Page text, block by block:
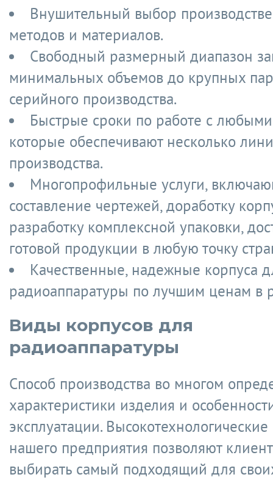
Внушительный выбор
методов и материалов.
Свободный размерный диапазон
минимальных объемов до крупных
серийного производства.
Быстрые сроки по работе с любыми
которые обеспечивают несколько
производства.
Многопрофильные услуги,
составление чертежей, доработку
разработку комплексной упаковки,
готовой продукции в любую точку
Качественные, надежные корпуса
радиоаппаратуры по лучшим ценам в
Виды корпусов для
радиоаппаратуры
Способ производства во многом
характеристики изделия и
эксплуатации.
нашего предприятия позволяют
выбирать самый подходящий для